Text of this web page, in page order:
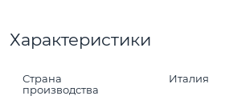
Характеристики
Страна
производства
Италия